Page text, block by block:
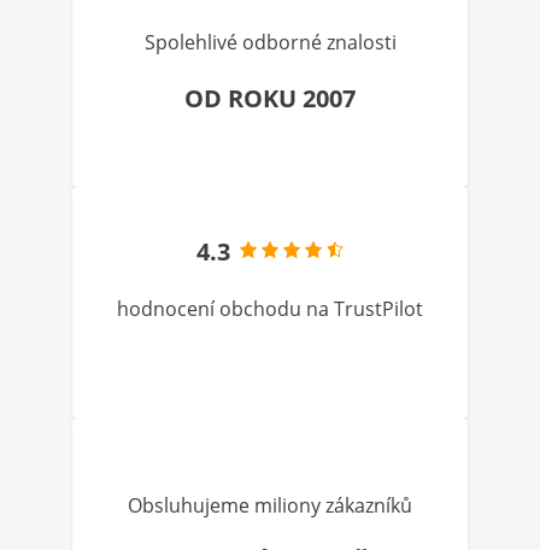
Spolehlivé odborné znalosti
OD ROKU 2007
4.3
hodnocení obchodu na TrustPilot
Obsluhujeme miliony zákazníků